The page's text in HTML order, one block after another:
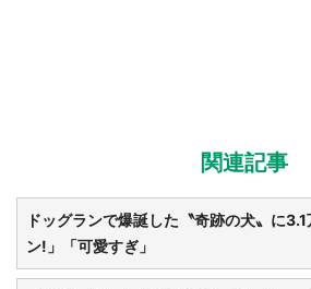
関連記事
ドッグランで爆誕した〝奇跡の犬〟に
ン!」「可愛すぎ」